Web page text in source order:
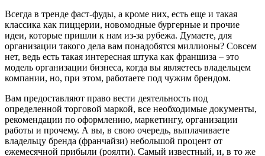
Всегда в тренде фаст-фуды, а кроме них, есть еще и такая
классика как пиццерии, новомодные бургерные и прочие
идеи, которые пришли к нам из-за рубежа. Думаете, для
организации такого дела вам понадобятся миллионы? Совсем
нет, ведь есть такая интересная штука как франшиза – это
модель организации бизнеса, когда вы являетесь владельцем
компании, но, при этом, работаете под чужим брендом.
Вам предоставляют право вести деятельность под
определенной торговой маркой, все необходимые документы,
рекомендации по оформлению, маркетингу, организации
работы и прочему. А вы, в свою очередь, выплачиваете
владельцу бренда (франчайзи) небольшой процент от
ежемесячной прибыли (роялти). Самый известный, и, в то же